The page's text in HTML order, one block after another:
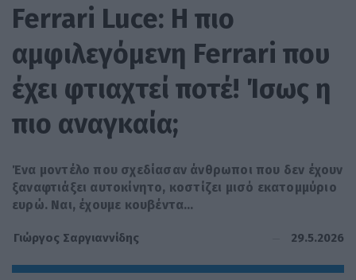
Ferrari Luce: Η πιο
αμφιλεγόμενη Ferrari που
έχει φτιαχτεί ποτέ! Ίσως η
πιο αναγκαία;
Ένα μοντέλο που σχεδίασαν άνθρωποι που δεν έχουν
ξαναφτιάξει αυτοκίνητο, κοστίζει μισό εκατομμύριο
ευρώ. Ναι, έχουμε κουβέντα…
Γιώργος Σαργιαννίδης 29.5.2026